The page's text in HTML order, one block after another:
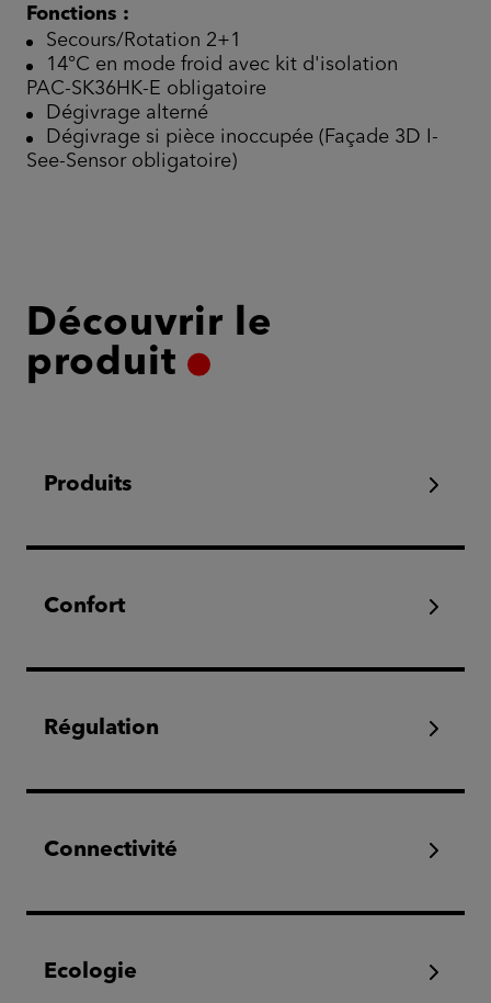
Fonctions :
Secours/Rotation 2+1
14°C en mode froid avec kit d'isolation
PAC-SK36HK-E obligatoire
Dégivrage alterné
Dégivrage si pièce inoccupée (Façade 3D I-
See-Sensor obligatoire)
Découvrir le
produit
Produits
Confort
Régulation
Connectivité
Ecologie